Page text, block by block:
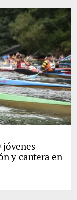
jóvenes
y cantera en